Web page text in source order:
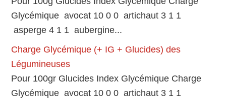
Glycémique avocat 10 0 0 artichaut 3 1 1
asperge 4 1 1 aubergine...
Charge Glycémique (+ IG + Glucides) des
Légumineuses
Pour 100gr Glucides Index Glycémique Charge
Glycémique avocat 10 0 0 artichaut 3 1 1